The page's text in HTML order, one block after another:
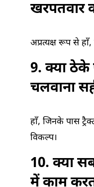
खरपतवार
अप्रत्यक्ष रूप से
9. क्या ठेके
चलवाना
हाँ, जिनके पास
विकल्प।
10. क्या
में काम